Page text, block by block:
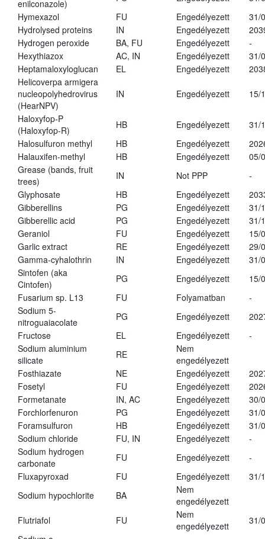
enilconazole)
Hymexazol
FU Engedélyezett
31/
Hydrolysed proteins
IN Engedélyezett
Hydrogen peroxide
BA, FU Engedélyezett
-
Hexythiazox
AC, IN Engedélyezett
31/
Heptamaloxyloglucan
EL Engedélyezett
Helicoverpa armigera
nucleopolyhedrovirus
(HearNPV)
IN Engedélyezett 15/
Haloxyfop-P
(Haloxyfop-R)
HB Engedélyezett
31/
Halosulfuron methyl
HB Engedélyezett
Halauxifen-methyl
HB Engedélyezett
05/
Grease (bands, fruit
trees)
IN Not PPP
-
Glyphosate
HB Engedélyezett
Gibberellins
PG Engedélyezett
31/
Gibberellic acid
PG Engedélyezett
31/
Geraniol
FU Engedélyezett
15/
Garlic extract
RE Engedélyezett
29/
Gamma-cyhalothrin
IN Engedélyezett
31/
Sintofen (aka
Cintofen)
PG Engedélyezett
15/
Fusarium sp. L13
FU Folyamatban
-
Sodium 5-
nitroguaiacolate
PG Engedélyezett
Fructose
EL Engedélyezett
-
Sodium aluminium
silicate
RE
Nem
engedélyezett
Fosthiazate
NE Engedélyezett
Fosetyl
FU Engedélyezett
Formetanate
IN, AC Engedélyezett
30/
Forchlorfenuron
PG Engedélyezett
31/
Foramsulfuron
HB Engedélyezett
31/
Sodium chloride
FU, IN Engedélyezett
-
Sodium hydrogen
carbonate
FU Engedélyezett
-
Fluxapyroxad
FU Engedélyezett
31/
Sodium hypochlorite
BA
Nem
engedélyezett
Flutriafol
FU
Nem
engedélyezett
31/